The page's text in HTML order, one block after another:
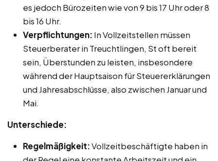
es jedoch Bürozeiten wie von 9 bis 17 Uhr oder 8
bis 16 Uhr.
Verpflichtungen: In Vollzeitstellen müssen
Steuerberater in Treuchtlingen, St oft bereit
sein, Überstunden zu leisten, insbesondere
während der Hauptsaison für Steuererklärungen
und Jahresabschlüsse, also zwischen Januar und
Mai.
Unterschiede:
Regelmäßigkeit:Vollzeitbeschäftigte haben in